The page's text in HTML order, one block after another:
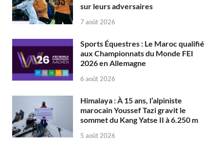
sur leurs adversaires
7 août 2026
Sports Équestres : Le Maroc qualifié
aux Championnats du Monde FEI
2026 en Allemagne
6 août 2026
Himalaya : À 15 ans, l’alpiniste
marocain Youssef Tazi gravit le
sommet du Kang Yatse II à 6.250 m
5 août 2026